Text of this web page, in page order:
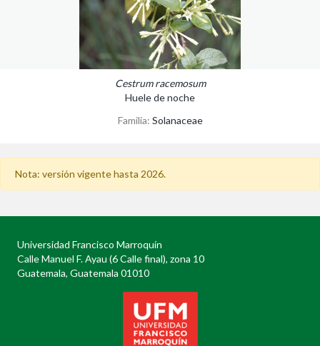
Cestrum racemosum
Huele de noche
Familia: Solanaceae
Nota: versión vigente hasta 2026.
Universidad Francisco Marroquín
Calle Manuel F. Ayau (6 Calle final), zona 10
Guatemala, Guatemala 01010